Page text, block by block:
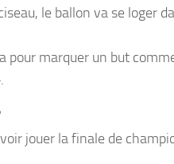
le ballon va se loger
pour marquer un but
jouer la finale de